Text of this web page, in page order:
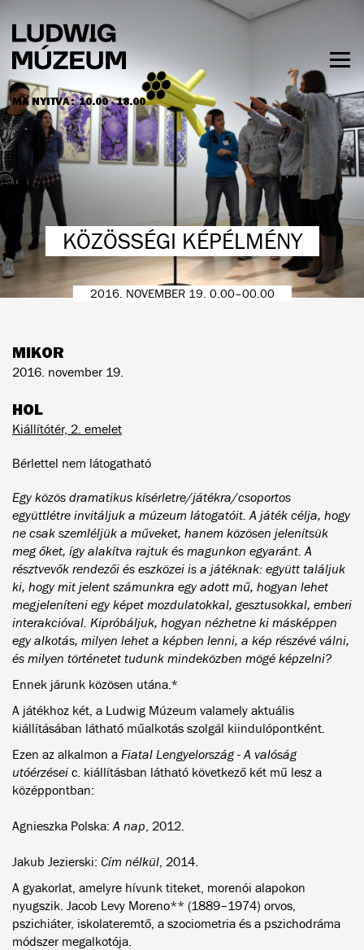
tartalomra
MA NYITVA: 10.00 - 18.00
NYITVATARTÁS ÉS JEGYÁRAK
KÖZÖSSÉGI KÉPÉLMÉNY
2016. NOVEMBER 19. 0.00–00.00
MIKOR
2016. november 19.
HOL
Kiállítótér, 2. emelet
Bérlettel nem látogatható
Egy közös dramatikus kísérletre/játékra/csoportos
együttlétre invitáljuk a múzeum látogatóit. A játék célja, hogy
ne csak szemléljük a műveket, hanem közösen jelenítsük
meg őket, így alakítva rajtuk és magunkon egyaránt. A
résztvevők rendezői és eszközei is a játéknak: együtt találjuk
ki, hogy mit jelent számunkra egy adott mű, hogyan lehet
megjeleníteni egy képet mozdulatokkal, gesztusokkal, emberi
interakcióval. Kipróbáljuk, hogyan nézhetne ki másképpen
egy alkotás, milyen lehet a képben lenni, a kép részévé válni,
és milyen történetet tudunk mindeközben mögé képzelni?
Ennek járunk közösen utána.*
A játékhoz két, a Ludwig Múzeum valamely aktuális
kiállításában látható műalkotás szolgál kiindulópontként.
Ezen az alkalmon a Fiatal Lengyelország - A valóság
utóérzései c. kiállításban látható következő két mű lesz a
középpontban:
Agnieszka Polska:A nap, 2012.
Jakub Jezierski: Cím nélkül, 2014.
A gyakorlat, amelyre hívunk titeket, morenói alapokon
nyugszik. Jacob Levy Moreno** (1889–1974) orvos,
pszichiáter, iskolateremtő, a szociometria és a pszichodráma
módszer megalkotója.